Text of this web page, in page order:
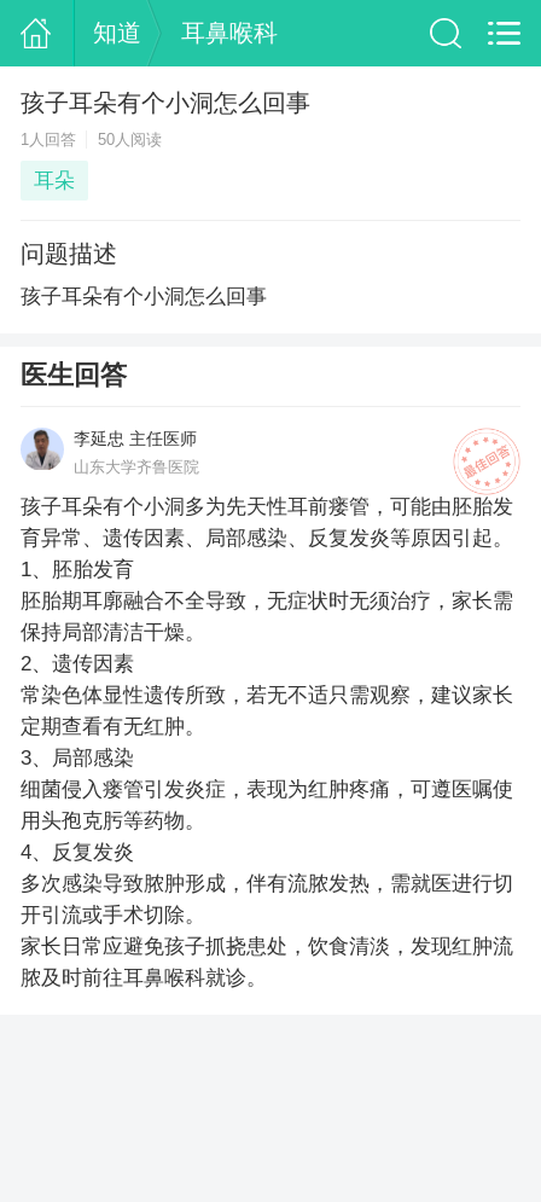
知道 耳鼻喉科
孩子耳朵有个小洞怎么回事
1人回答 50人阅读
耳朵
问题描述
孩子耳朵有个小洞怎么回事
医生回答
李延忠 主任医师
山东大学齐鲁医院
孩子耳朵有个小洞多为先天性耳前瘘管，可能由胚胎发
育异常、遗传因素、局部感染、反复发炎等原因引起。
1、胚胎发育
胚胎期耳廓融合不全导致，无症状时无须治疗，家长需
保持局部清洁干燥。
2、遗传因素
常染色体显性遗传所致，若无不适只需观察，建议家长
定期查看有无红肿。
3、局部感染
细菌侵入瘘管引发炎症，表现为红肿疼痛，可遵医嘱使
用头孢克肟等药物。
4、反复发炎
多次感染导致脓肿形成，伴有流脓发热，需就医进行切
开引流或手术切除。
家长日常应避免孩子抓挠患处，饮食清淡，发现红肿流
脓及时前往耳鼻喉科就诊。